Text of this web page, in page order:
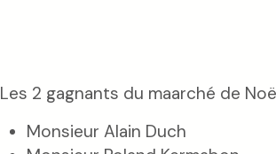
Les 2 gagnants du maarché de
Monsieur Alain Duch